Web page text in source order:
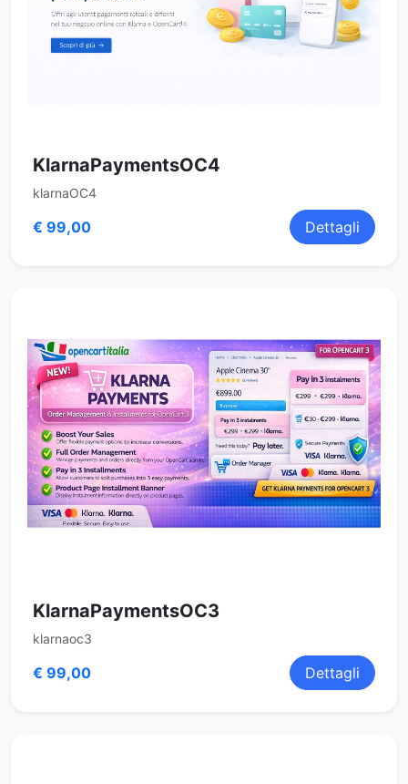
KlarnaPaymentsOC4
klarnaOC4
€ 99,00 Dettagli
KlarnaPaymentsOC3
klarnaoc3
€ 99,00 Dettagli